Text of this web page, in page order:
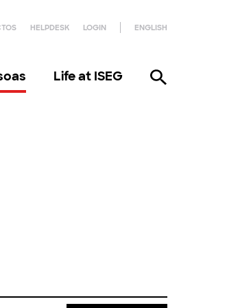
HELPDESK LOGIN ENGLISH
Life at ISEG